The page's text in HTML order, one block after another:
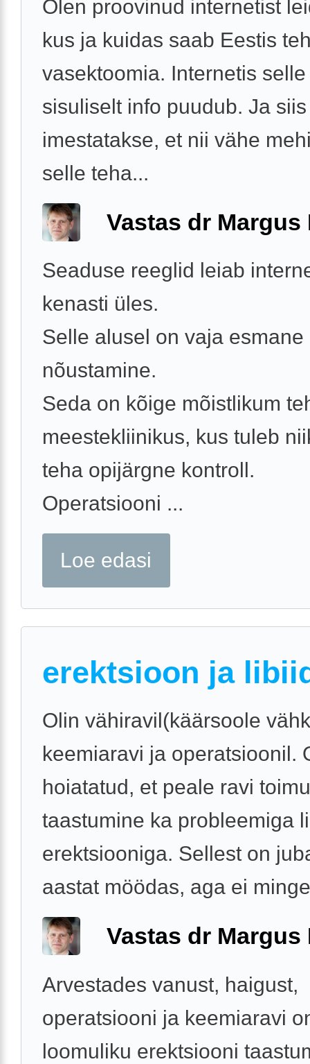
Olen proovinud internetist
kus ja kuidas saab Eestis
vasektoomia. Internetis
sisuliselt info puudub. Ja siis
imestatakse, et nii vähe
selle teha...
Vastas dr Margus
Seaduse reeglid leiab
kenasti üles.
Selle alusel on vaja esmane
nõustamine.
Seda on kõige mõistlikum
meestekliinikus, kus tuleb
teha opijärgne kontroll.
Operatsiooni ...
Loe edasi
erektsioon ja
Olin vähiravil(käärsoole
keemiaravi ja operatsioonil.
hoiatatud, et peale ravi
taastumine ka probleemiga
erektsiooniga. Sellest on
aastat möödas, aga ei
Vastas dr Margus
Arvestades vanust, haigust,
operatsiooni ja keemiaravi
loomuliku erektsiooni